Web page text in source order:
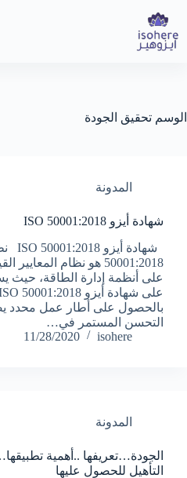
المحتوى
الوسم تحقيق الجودة
المدونة
شهادة أيزو ISO 50001:2018
50001:2018 هو نظام
على أنظمة إدارة الطاقة، حيث
بالحصول على أطار عمل محدد
التحسن المستمر في…
isohere
11/28/2020
المدونة
الجودة…تعريفها ..أهمية
التأهيل للحصول عليها